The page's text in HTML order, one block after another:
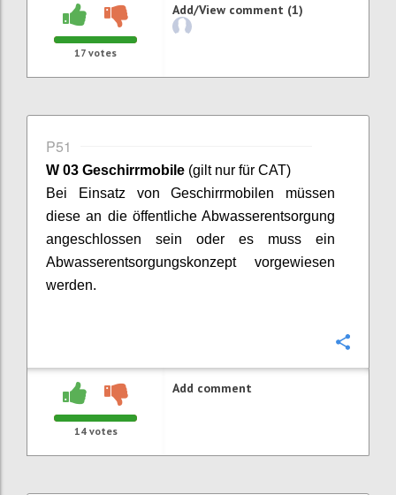
17 votes
Add/View comment (1)
P51
W 03 Geschirrmobile (gilt nur für CAT)
Bei Einsatz von Geschirrmobilen müssen
diese an die öffentliche Abwasserentsorgung
angeschlossen sein oder es muss ein
Abwasserentsorgungskonzept vorgewiesen
werden.
14votes
Add comment